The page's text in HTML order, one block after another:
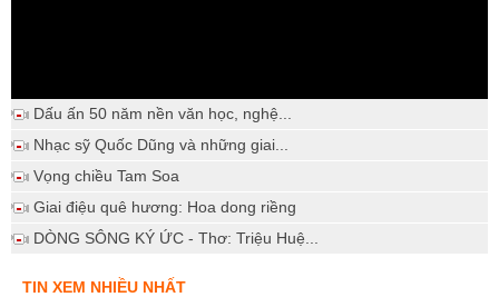
Dấu ấn 50 năm nền văn học, nghệ...
Nhạc sỹ Quốc Dũng và những giai...
Vọng chiều Tam Soa
Giai điệu quê hương: Hoa dong riềng
DÒNG SÔNG KÝ ỨC - Thơ: Triệu Huệ...
TIN XEM NHIỀU NHẤT